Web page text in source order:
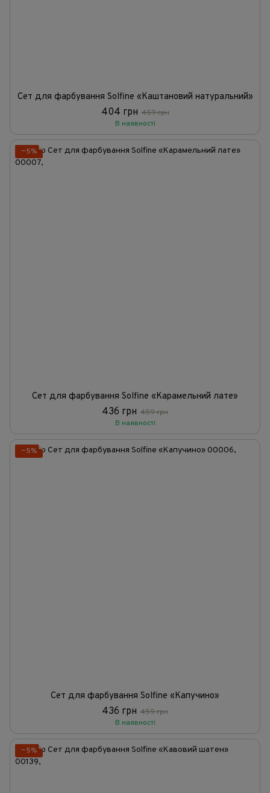
Сет для фарбування Solfine «Каштановий натуральний»
404 грн 459 грн
В наявності
−5%
Сет для фарбування Solfine «Карамельний лате»
436 грн 459 грн
В наявності
−5%
Сет для фарбування Solfine «Капучино»
436 грн 459 грн
В наявності
−5%